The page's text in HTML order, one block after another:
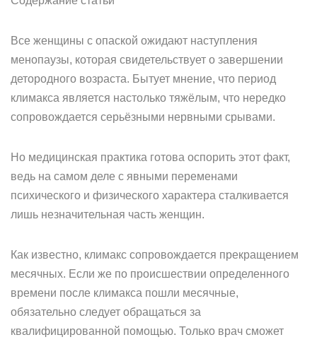
Все женщины с опаской ожидают наступления
менопаузы, которая свидетельствует о завершении
детородного возраста. Бытует мнение, что период
климакса является настолько тяжёлым, что нередко
сопровождается серьёзными нервными срывами.
Но медицинская практика готова оспорить этот факт,
ведь на самом деле с явными переменами
психического и физического характера сталкивается
лишь незначительная часть женщин.
Как известно, климакс сопровождается прекращением
месячных. Если же по происшествии определенного
времени после климакса пошли месячные,
обязательно следует обращаться за
квалифицированной помощью. Только врач сможет